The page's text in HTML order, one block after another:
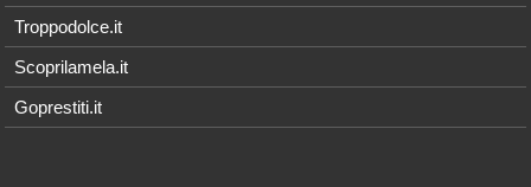
Troppodolce.it
Scoprilamela.it
Goprestiti.it